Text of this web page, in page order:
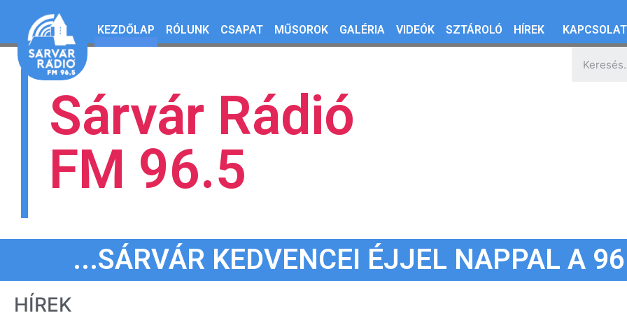
KEZDŐLAP RÓLUNK CSAPAT MŰSOROK GALÉRIA VIDEÓK SZTÁROLÓ HÍREK KAPCSOLAT
Sárvár Rádió
FM 96.5
...SÁRVÁR KEDVENCEI ÉJJEL NAPPAL A
HÍREK